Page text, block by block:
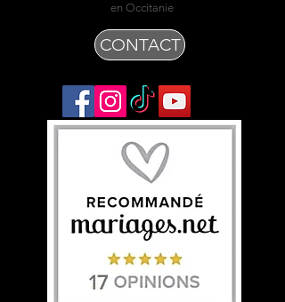
en Occitanie
CONTACT